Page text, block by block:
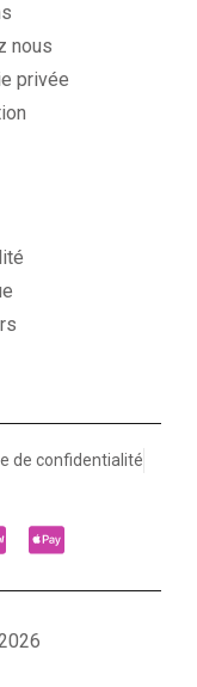
nous
privée
de confidentialité